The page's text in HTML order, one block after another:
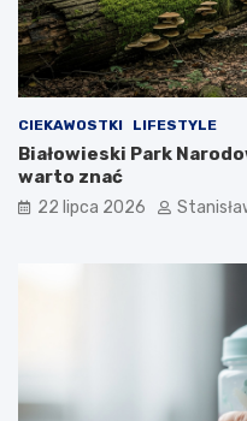
CIEKAWOSTKI LIFESTYLE
Białowieski Park
warto znać
22 lipca 2026